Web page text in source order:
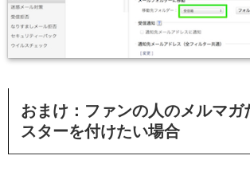
おまけ：ファンの人のメルマ
スターを付けたい場合